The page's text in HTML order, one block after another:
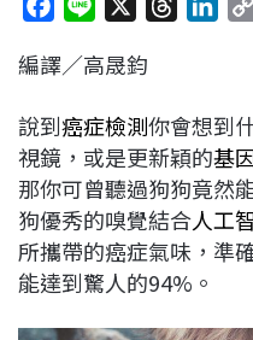
c
b
o
o
k
n
a
d
s
e
d
I
n
編譯／高晟鈞
說到癌症檢測你會想到
視鏡，或是更新穎的基
那你可曾聽過狗狗竟然
狗優秀的嗅覺結合人工
所攜帶的癌症氣味，準
能達到驚人的94%。